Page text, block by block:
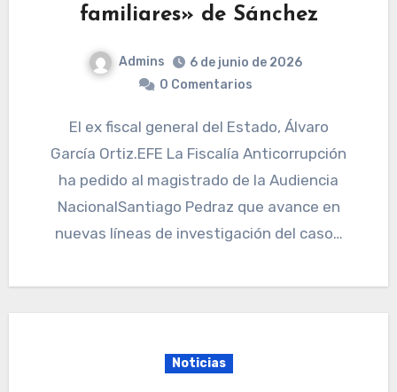
familiares» de Sánchez
Admins
6 de junio de 2026
0 Comentarios
El ex fiscal general del Estado, Álvaro
García Ortiz.EFE La Fiscalía Anticorrupción
ha pedido al magistrado de la Audiencia
NacionalSantiago Pedraz que avance en
nuevas líneas de investigación del caso…
Noticias